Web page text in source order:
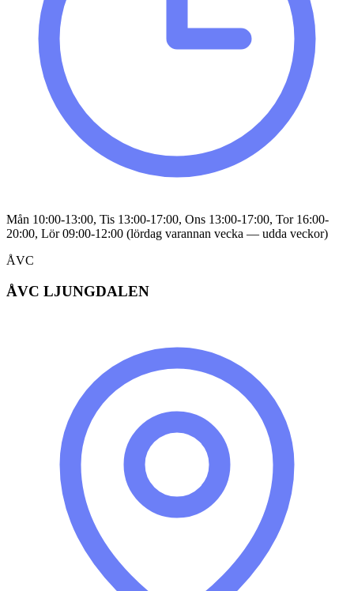
Mån 10:00-13:00, Tis 13:00-17:00, Ons 13:00-17:00, Tor 16:00-
20:00, Lör 09:00-12:00 (lördag varannan vecka — udda veckor)
ÅVC
ÅVC LJUNGDALEN